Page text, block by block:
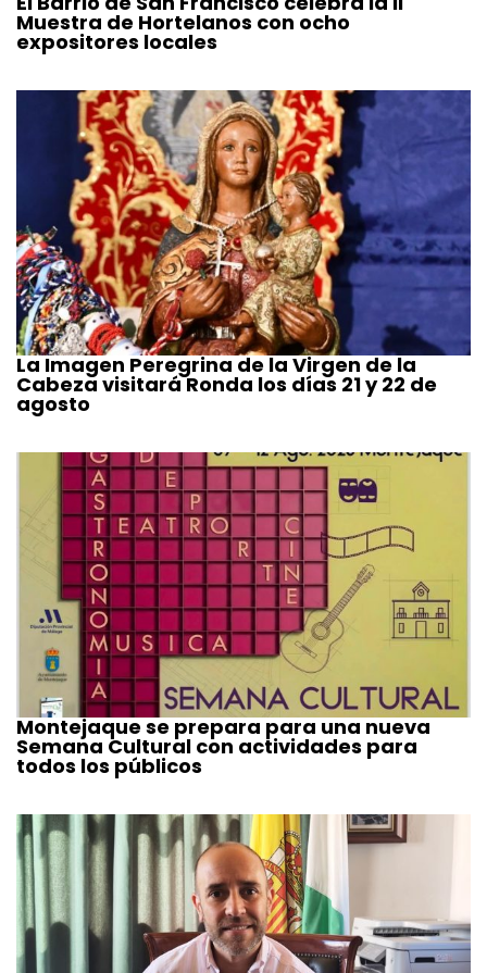
Muestra de Hortelanos con ocho
expositores locales
La Imagen Peregrina de la Virgen de la
Cabeza visitará Ronda los días 21 y 22 de
agosto
Montejaque se prepara para una nueva
Semana Cultural con actividades para
todos los públicos